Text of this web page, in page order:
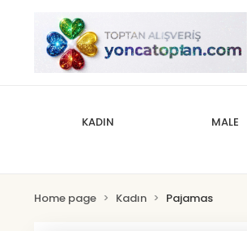
KADIN MALE
Home page Kadın Pajamas